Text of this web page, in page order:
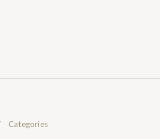
Categories